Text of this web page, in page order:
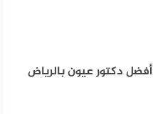
أفضل دكتور عيون بالرياض